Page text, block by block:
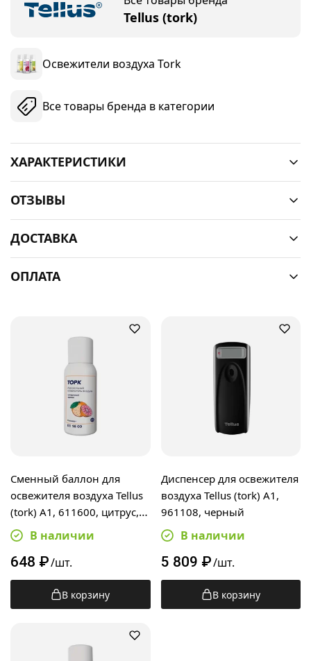
Tellus (tork)
Освежители воздуха Tork
Все товары бренда в категории
ХАРАКТЕРИСТИКИ
ОТЗЫВЫ
ДОСТАВКА
ОПЛАТА
Сменный баллон для
освежителя воздуха Tellus
(tork) A1, 611600, цитрус,
100млВ наличии
648 ₽/шт.
В корзину
Диспенсер для освежителя
воздуха Tellus (tork) A1,
961108, черный
В наличии
5 809 ₽/шт.
В корзину